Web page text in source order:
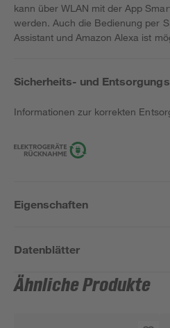
kann über WLAN mit der App
werden. Auch die Bedienung per
Assistant und Amazon Alexa ist
Sicherheits- und
Informationen zur korrekten
Eigenschaften
Datenblätter
Ähnliche Produkte